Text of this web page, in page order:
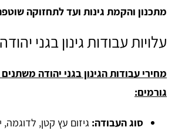
מתכנון והקמת גינות ועד לתחזוקה
עלויות עבודות גינון בגני יהודה
מחירי עבודות הגינון בגני יהודה
גורמים:
סוג העבודה: גיזום עץ קטן, לדוגמה,